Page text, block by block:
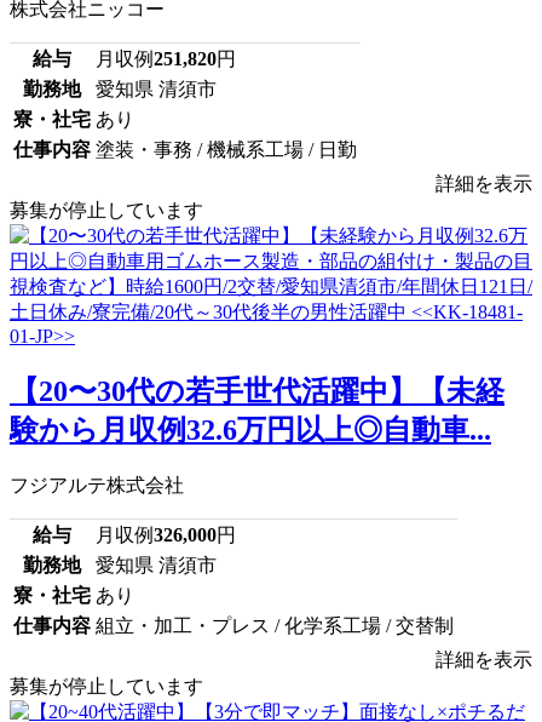
株式会社ニッコー
給与 月収例251,820円
勤務地
愛知県 清須市
寮・社宅 あり
仕事内容 塗装・事務 / 機械系工場 / 日勤
詳細を表示
募集が停止しています
【20〜30代の若手世代活躍中】【未経
験から月収例32.6万円以上◎自動車...
フジアルテ株式会社
給与 月収例326,000円
勤務地
愛知県 清須市
寮・社宅 あり
仕事内容 組立・加工・プレス / 化学系工場 / 交替制
詳細を表示
募集が停止しています